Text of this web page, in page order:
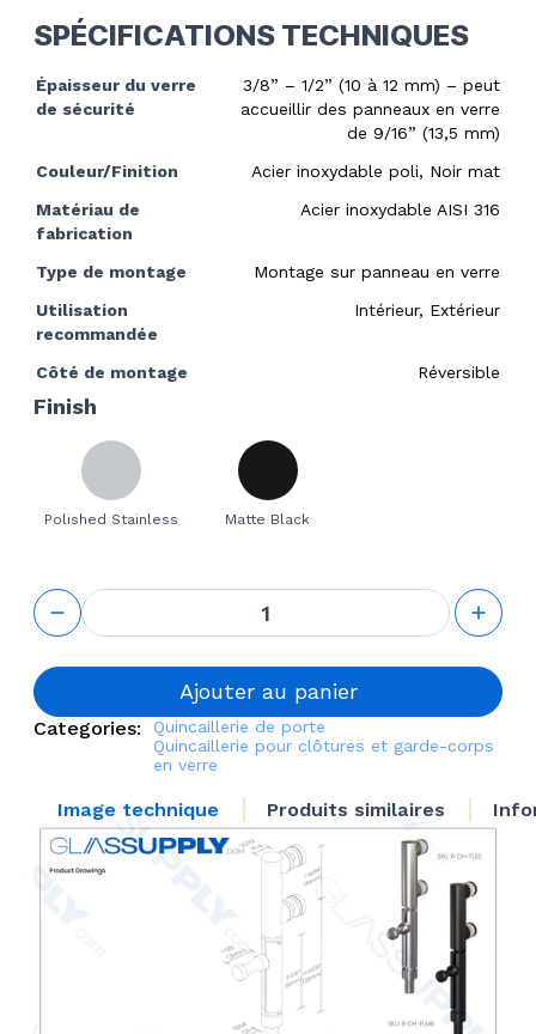
SPÉCIFICATIONS TECHNIQUES
Épaisseur du verre
de sécurité
3/8” – 1/2” (10 à 12 mm) – peut
accueillir des panneaux en verre
de 9/16” (13,5 mm)
Couleur/Finition
Acier inoxydable poli, Noir mat
Matériau de
fabrication
Acier inoxydable AISI 316
Type de montage
Montage sur panneau en verre
Utilisation
recommandée
Intérieur, Extérieur
Côté de montage Réversible
Finish
Polished Stainless Matte Black
quantité
de Floor
Frameless
Railing
Ajouter au panier
Categories:
Quincaillerie de porte
Quincaillerie pour clôtures et garde-corps
en verre
Image technique Produits similaires